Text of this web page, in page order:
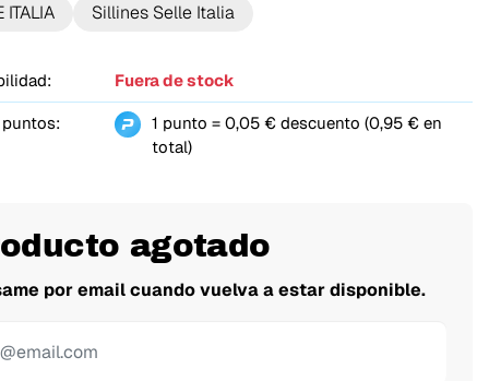
ITALIA Sillines Selle Italia
Fuera de stock
puntos:
1 punto = 0,05 € descuento (0,95 € en
total)
agotado
por email cuando vuelva a estar disponible.